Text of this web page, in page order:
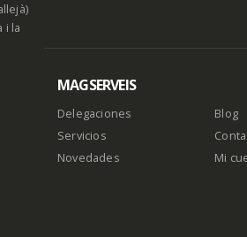
i la
MAGSERVEIS
Delegaciones
Servicios
Novedades
Blog
Mi